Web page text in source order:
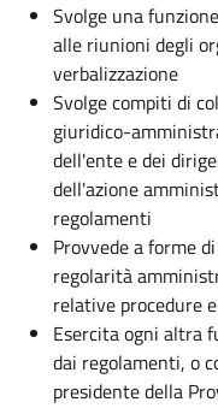
Svolge una
alle riunioni degli
verbalizzazione
Svolge compiti di
giuridico-
dell'ente e dei
dell'azione
regolamenti
Provvede a forme
regolarità
relative procedure
Esercita ogni altra
dai regolamenti, o
presidente della